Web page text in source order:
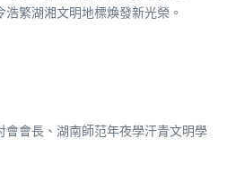
繁湖湘文明地標煥發新光榮。
會會長、湖南師范年夜學汗青文明學